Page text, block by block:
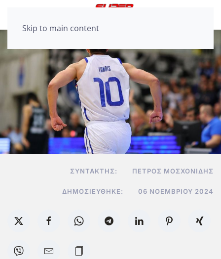
Skip to main content
ΣΥΝΤΆΚΤΗΣ: ΠΈΤΡΟΣ ΜΟΣΧΟΝΊΔΗΣ
ΔΗΜΟΣΙΕΎΘΗΚΕ: 06 ΝΟΕΜΒΡΊΟΥ 2024